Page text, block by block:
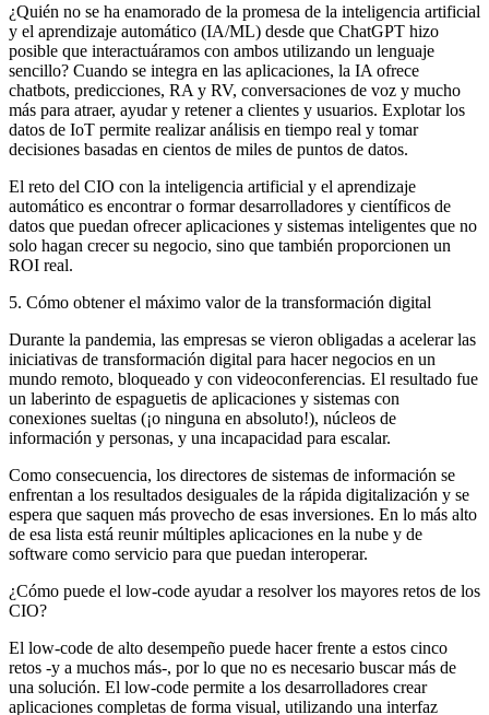
¿Quién no se ha enamorado de la promesa de la inteligencia artificial
y el aprendizaje automático (IA/ML) desde que ChatGPT hizo
posible que interactuáramos con ambos utilizando un lenguaje
sencillo? Cuando se integra en las aplicaciones, la IA ofrece
chatbots, predicciones, RA y RV, conversaciones de voz y mucho
más para atraer, ayudar y retener a clientes y usuarios. Explotar los
datos de IoT permite realizar análisis en tiempo real y tomar
decisiones basadas en cientos de miles de puntos de datos.
El reto del CIO con la inteligencia artificial y el aprendizaje
automático es encontrar o formar desarrolladores y científicos de
datos que puedan ofrecer aplicaciones y sistemas inteligentes que no
solo hagan crecer su negocio, sino que también proporcionen un
ROI real.
5. Cómo obtener el máximo valor de la transformación digital
Durante la pandemia, las empresas se vieron obligadas a acelerar las
iniciativas de transformación digital para hacer negocios en un
mundo remoto, bloqueado y con videoconferencias. El resultado fue
un laberinto de espaguetis de aplicaciones y sistemas con
conexiones sueltas (¡o ninguna en absoluto!), núcleos de
información y personas, y una incapacidad para escalar.
Como consecuencia, los directores de sistemas de información se
enfrentan a los resultados desiguales de la rápida digitalización y se
espera que saquen más provecho de esas inversiones. En lo más alto
de esa lista está reunir múltiples aplicaciones en la nube y de
software como servicio para que puedan interoperar.
¿Cómo puede el low-code ayudar a resolver los mayores retos de los
CIO?
El low-code de alto desempeño puede hacer frente a estos cinco
retos -y a muchos más-, por lo que no es necesario buscar más de
una solución. El low-code permite a los desarrolladores crear
aplicaciones completas de forma visual, utilizando una interfaz